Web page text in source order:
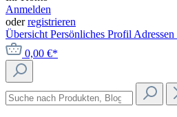
Anmelden
oderregistrieren
Übersicht Persönliches Profil Adressen
0,00 €*